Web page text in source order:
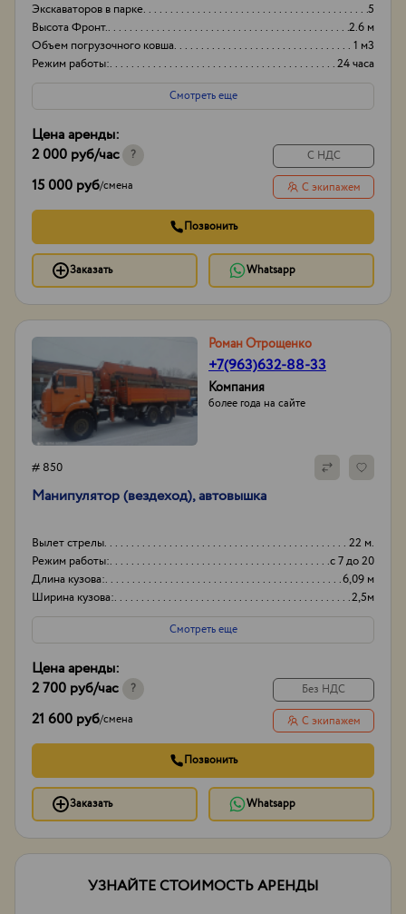
Экскаваторов в парке
5
Высота Фронт.
2.6 м
Объем погрузочного ковша
1 м3
Режим работы:
24 часа
Смотреть еще
Цена аренды:
2 000 руб/час ?
15 000 руб/смена
С НДС
С экипажем
Позвонить
Заказать Whatsapp
Роман Отрощенко
+7(963)632-88-33
Компания
более года на сайте
# 850
Манипулятор (вездеход), автовышка
Вылет стрелы
22 м.
Режим работы:
с 7 до 20
Длина кузова:
6,09 м
Ширина кузова:
2,5м
Смотреть еще
Цена аренды:
2 700 руб/час ?
21 600 руб/смена
Без НДС
С экипажем
Позвонить
Заказать Whatsapp
УЗНАЙТЕ СТОИМОСТЬ АРЕНДЫ